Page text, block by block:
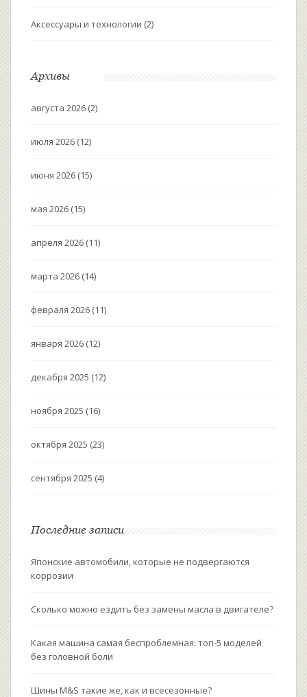
Аксессуары и технологии (2)
Архивы
августа 2026 (2)
июля 2026 (12)
июня 2026 (15)
мая 2026 (15)
апреля 2026 (11)
марта 2026 (14)
февраля 2026 (11)
января 2026 (12)
декабря 2025 (12)
ноября 2025 (16)
октября 2025 (23)
сентября 2025 (4)
Последние записи
Японские автомобили, которые не подвергаются
коррозии
Сколько можно ездить без замены масла в двигателе?
Какая машина самая беспроблемная: топ-5 моделей
без головной боли
Шины M&S такие же, как и всесезонные?